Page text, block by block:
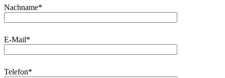
Nachname*
E-Mail*
Telefon*